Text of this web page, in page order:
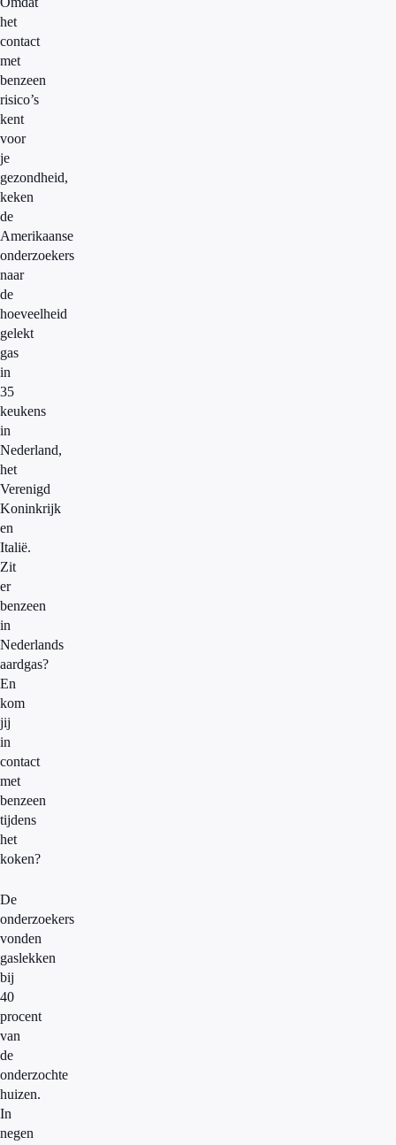
het
contact
met
benzeen
risico’s
kent
voor
je
gezondheid,
keken
de
Amerikaanse
onderzoekers
naar
de
hoeveelheid
gelekt
gas
in
35
keukens
in
Nederland,
het
Verenigd
Koninkrijk
en
Italië.
Zit
er
benzeen
in
Nederlands
aardgas?
En
kom
jij
in
contact
met
benzeen
tijdens
het
koken?
De
onderzoekers
vonden
gaslekken
bij
40
procent
van
de
onderzochte
huizen.
In
negen